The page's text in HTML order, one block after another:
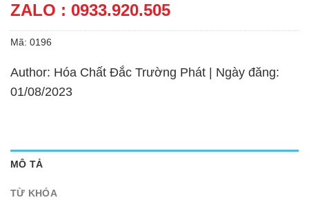
ZALO : 0933.920.505
Mã: 0196
Author: Hóa Chất Đắc Trường Phát | Ngày đăng:
01/08/2023
MÔ TẢ
TỪ KHÓA